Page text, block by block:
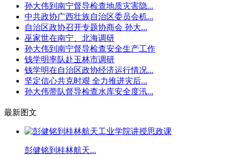
孙大伟到南宁督导检查地质灾害隐...
中共政协广西壮族自治区委员会机...
自治区政协召开专题协商会 孙大...
巫家世在南宁、北海调研
孙大伟到南宁督导检查安全生产工作
钱学明率队赴玉林市调研
钱学明在自治区政协经济运行情况...
坚定信心共克时艰 全力推进灾后...
孙大伟带队督导检查水库安全度汛...
最新图文
彭健铭到桂林航天...